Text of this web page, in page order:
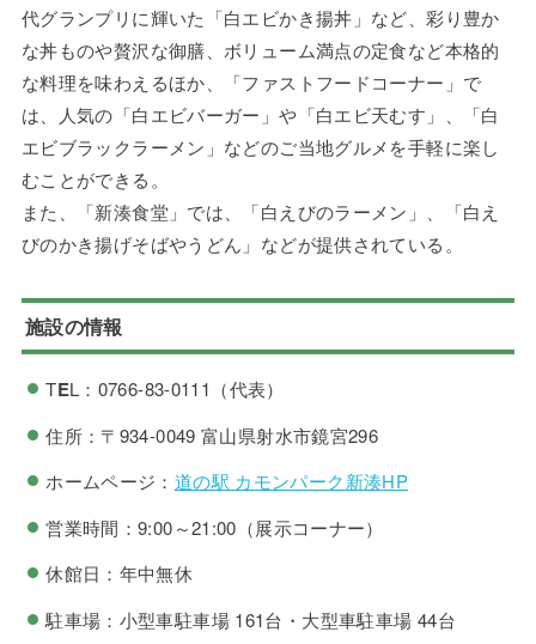
代グランプリに輝いた「白エビかき揚丼」など、彩り豊か
な丼ものや贅沢な御膳、ボリューム満点の定食など本格的
な料理を味わえるほか、「ファストフードコーナー」で
は、人気の「白エビバーガー」や「白エビ天むす」、「白
エビブラックラーメン」などのご当地グルメを手軽に楽し
むことができる。
また、「新湊食堂」では、「白えびのラーメン」、「白え
びのかき揚げそばやうどん」などが提供されている。
施設の情報
TEL：0766-83-0111（代表）
住所：〒934-0049 富山県射水市鏡宮296
ホームページ： 道の駅 カモンパーク新湊HP
営業時間：9:00～21:00（展示コーナー）
休館日：年中無休
駐車場：小型車駐車場 161台・大型車駐車場 44台